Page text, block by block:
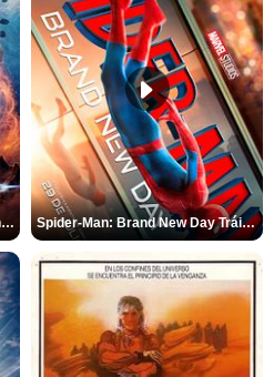
Ant-Man y la Avispa: Quantumanía Tráiler (2) Spider-Man: Brand New Day Tráiler (3)